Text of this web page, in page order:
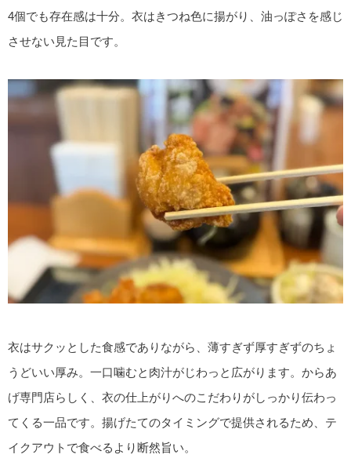
4個でも存在感は十分。衣はきつね色に揚がり、油っぽさを感じ
させない見た目です。
衣はサクッとした食感でありながら、薄すぎず厚すぎずのちょ
うどいい厚み。一口噛むと肉汁がじわっと広がります。からあ
げ専門店らしく、衣の仕上がりへのこだわりがしっかり伝わっ
てくる一品です。揚げたてのタイミングで提供されるため、テ
イクアウトで食べるより断然旨い。